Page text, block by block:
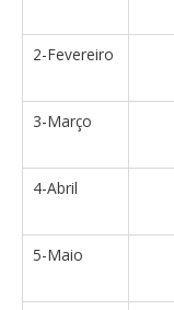
2-Fevereiro
3-Março
4-Abril
5-Maio